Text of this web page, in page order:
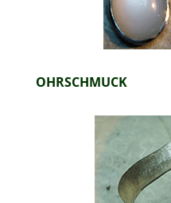
OHRSCHMUCK